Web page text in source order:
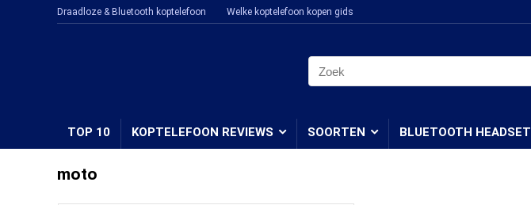
Draadloze & Bluetooth koptelefoon Welke koptelefoon kopen gids
TOP 10 KOPTELEFOON REVIEWS SOORTEN BLUETOOTH HEADSET
moto